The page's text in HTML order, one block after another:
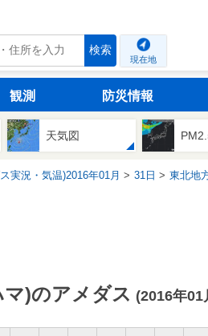
検索
現在地
観測 防災情報
天気図
実況・気温)2016年01月 31日 東北地
)のアメダス (2016年01